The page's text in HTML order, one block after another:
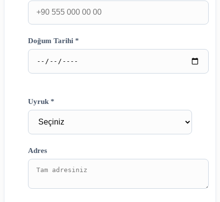
Doğum Tarihi *
Uyruk *
Adres